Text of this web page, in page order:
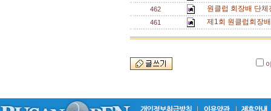
462 원클럽 회장배 단
461 제1회 원클럽회장